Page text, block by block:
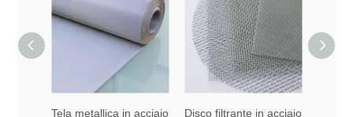
Tela metallica in acciaio
Disco filtrante in acciaio